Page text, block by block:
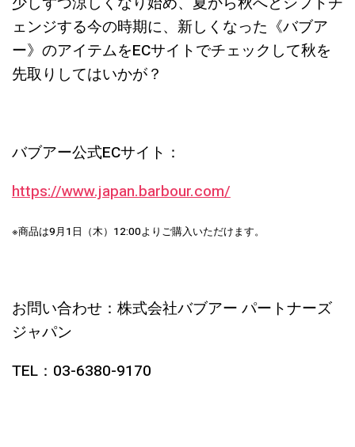
ェンジする今の時期に、新しくなった《バブア
ー》のアイテムをECサイトでチェックして秋を
先取りしてはいかが？
バブアー公式ECサイト：
https://www.japan.barbour.com/
※商品は9月1日（木）12:00よりご購入いただけます。
お問い合わせ：株式会社バブアー パートナーズ
ジャパン
TEL：03-6380-9170